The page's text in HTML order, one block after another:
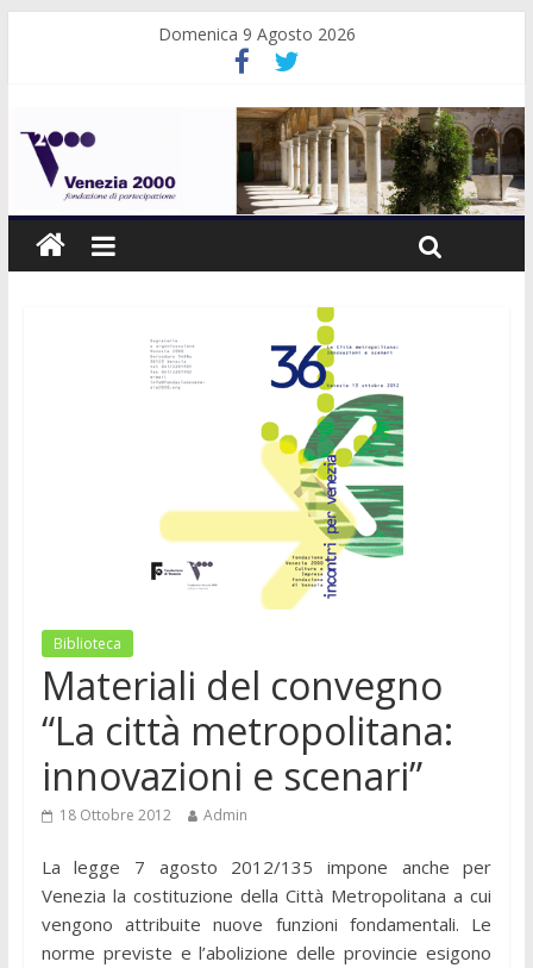
Domenica 9 Agosto 2026
Biblioteca
Materiali del convegno
“La città metropolitana:
innovazioni e scenari”
18 Ottobre 2012 Admin
La legge 7 agosto 2012/135 impone anche per
Venezia la costituzione della Città Metropolitana a cui
vengono attribuite nuove funzioni fondamentali. Le
norme previste e l’abolizione delle provincie esigono